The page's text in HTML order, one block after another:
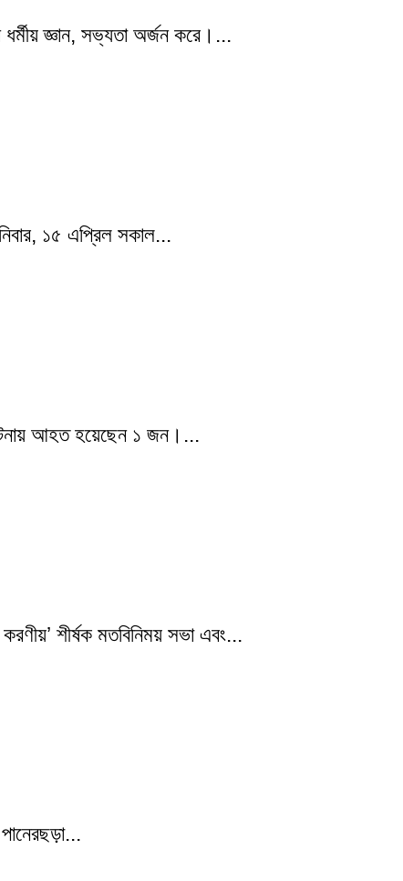
জ্ঞান, সভ্যতা অর্জন করে।...
১৫ এপ্রিল সকাল...
আহত হয়েছেন ১ জন।...
শীর্ষক মতবিনিময় সভা এবং...